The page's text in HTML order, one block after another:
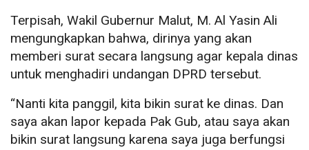
Terpisah, Wakil Gubernur Malut, M. Al Yasin Ali
mengungkapkan bahwa, dirinya yang akan
memberi surat secara langsung agar kepala dinas
untuk menghadiri undangan DPRD tersebut.
“Nanti kita panggil, kita bikin surat ke dinas. Dan
saya akan lapor kepada Pak Gub, atau saya akan
bikin surat langsung karena saya juga berfungsi